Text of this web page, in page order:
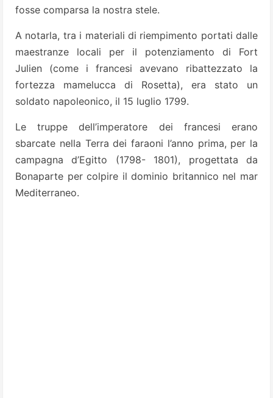
fosse comparsa la nostra stele.
A notarla, tra i materiali di riempimento portati dalle
maestranze locali per il potenziamento di Fort
Julien (come i francesi avevano ribattezzato la
fortezza mamelucca di Rosetta), era stato un
soldato napoleonico, il 15 luglio 1799.
Le truppe dell’imperatore dei francesi erano
sbarcate nella Terra dei faraoni l’anno prima, per la
campagna d’Egitto (1798- 1801), progettata da
Bonaparte per colpire il dominio britannico nel mar
Mediterraneo.